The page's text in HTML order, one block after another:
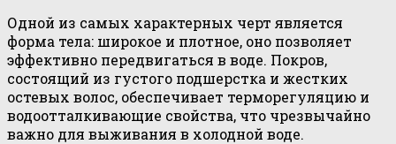
Одной из самых характерных черт является
форма тела: широкое и плотное, оно позволяет
эффективно передвигаться в воде. Покров,
состоящий из густого подшерстка и жестких
остевых волос, обеспечивает терморегуляцию и
водоотталкивающие свойства, что чрезвычайно
важно для выживания в холодной воде.